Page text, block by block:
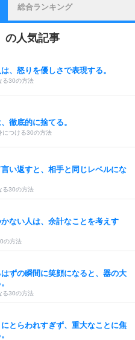
総合ランキング
の人気記事
、怒りを優しさで表現する。
る30の方法
徹底的に捨てる。
につける30の方法
い返すと、相手と同じレベルにな
る30の方法
ない人は、余計なことを考えす
の方法
ずの瞬間に笑顔になると、器の大
る30の方法
とらわれすぎず、重大なことに焦